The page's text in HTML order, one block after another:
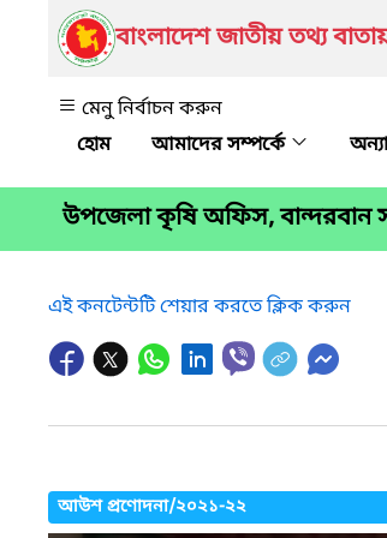
বাংলাদেশ জাতীয় তথ্য
মেনু নির্বাচন করুন
আমাদের সম্পর্কে
উপজেলা কৃষি অফিস, বান্দরবান
এই কনটেন্টটি শেয়ার করতে ক্লিক করুন
আউশ প্রণোদনা/২০২১-২২